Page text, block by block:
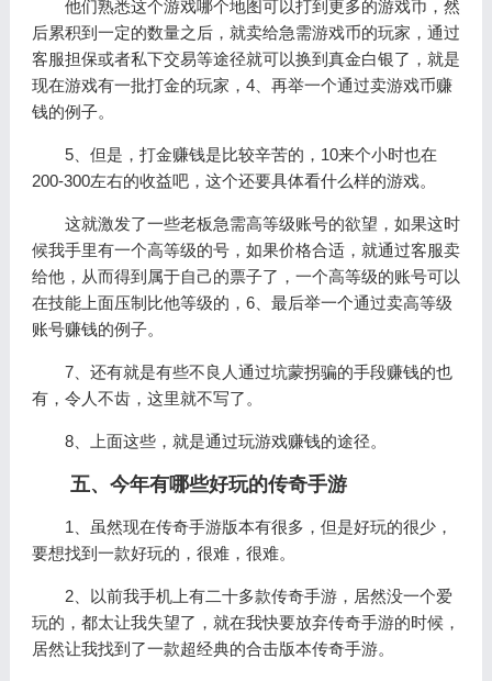
他们熟悉这个游戏哪个地图可以打到更多的游戏币，然
后累积到一定的数量之后，就卖给急需游戏币的玩家，通过
客服担保或者私下交易等途径就可以换到真金白银了，就是
现在游戏有一批打金的玩家，4、再举一个通过卖游戏币赚
钱的例子。
5、但是，打金赚钱是比较辛苦的，10来个小时也在
200-300左右的收益吧，这个还要具体看什么样的游戏。
这就激发了一些老板急需高等级账号的欲望，如果这时
候我手里有一个高等级的号，如果价格合适，就通过客服卖
给他，从而得到属于自己的票子了，一个高等级的账号可以
在技能上面压制比他等级的，6、最后举一个通过卖高等级
账号赚钱的例子。
7、还有就是有些不良人通过坑蒙拐骗的手段赚钱的也
有，令人不齿，这里就不写了。
8、上面这些，就是通过玩游戏赚钱的途径。
五、今年有哪些好玩的传奇手游
1、虽然现在传奇手游版本有很多，但是好玩的很少，
要想找到一款好玩的，很难，很难。
2、以前我手机上有二十多款传奇手游，居然没一个爱
玩的，都太让我失望了，就在我快要放弃传奇手游的时候，
居然让我找到了一款超经典的合击版本传奇手游。